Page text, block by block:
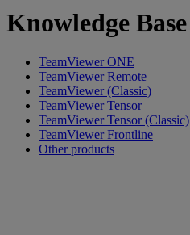
Knowledge Base
TeamViewer ONE
TeamViewer Remote
TeamViewer (Classic)
TeamViewer Tensor
TeamViewer Tensor (Classic)
TeamViewer Frontline
Other products